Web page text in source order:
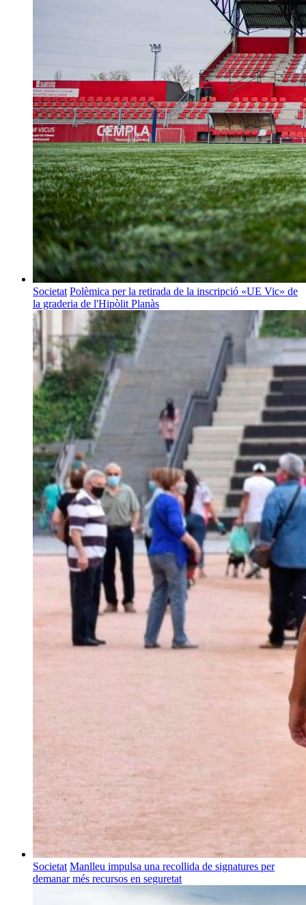
Societat Polèmica per la retirada de la inscripció «UE Vic» de
la graderia de l'Hipòlit Planàs
Societat Manlleu impulsa una recollida de signatures per
demanar més recursos en seguretat